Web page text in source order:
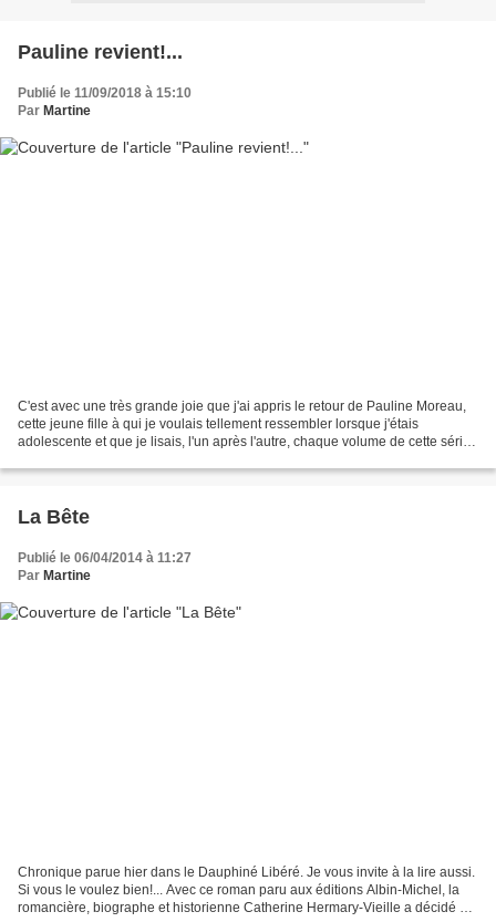
Pauline revient!...
Publié le 11/09/2018 à 15:10
Par Martine
C'est avec une très grande joie que j'ai appris le retour de Pauline Moreau,
cette jeune fille à qui je voulais tellement ressembler lorsque j'étais
adolescente et que je lisais, l'un après l'autre, chaque volume de cette série
La Bête
Publié le 06/04/2014 à 11:27
Par Martine
Chronique parue hier dans le Dauphiné Libéré. Je vous invite à la lire aussi.
Si vous le voulez bien!... Avec ce roman paru aux éditions Albin-Michel, la
romancière, biographe et historienne Catherine Hermary-Vieille a décidé de